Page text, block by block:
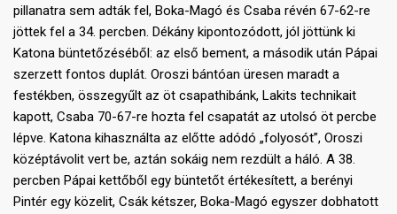
pillanatra sem adták fel, Boka-Magó és Csaba révén 67-62-re
jöttek fel a 34. percben. Dékány kipontozódott, jól jöttünk ki
Katona büntetőzéséből: az első bement, a második után Pápai
szerzett fontos duplát. Oroszi bántóan üresen maradt a
festékben, összegyűlt az öt csapathibánk, Lakits technikait
kapott, Csaba 70-67-re hozta fel csapatát az utolsó öt percbe
lépve. Katona kihasználta az előtte adódó „folyosót”, Oroszi
középtávolit vert be, aztán sokáig nem rezdült a háló. A 38.
percben Pápai kettőből egy büntetőt értékesített, a berényi
Pintér egy közelit, Csák kétszer, Boka-Magó egyszer dobhatott